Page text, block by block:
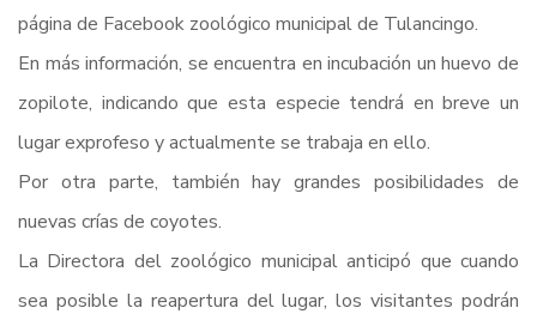
página de Facebook zoológico municipal de Tulancingo.
En más información, se encuentra en incubación un huevo de
zopilote, indicando que esta especie tendrá en breve un
lugar exprofeso y actualmente se trabaja en ello.
Por otra parte, también hay grandes posibilidades de
nuevas crías de coyotes.
La Directora del zoológico municipal anticipó que cuando
sea posible la reapertura del lugar, los visitantes podrán